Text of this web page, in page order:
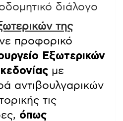
διάλογο
της
προφορικό
Εξωτερικών
με
αντιβουλγαρικών
τις
όπως